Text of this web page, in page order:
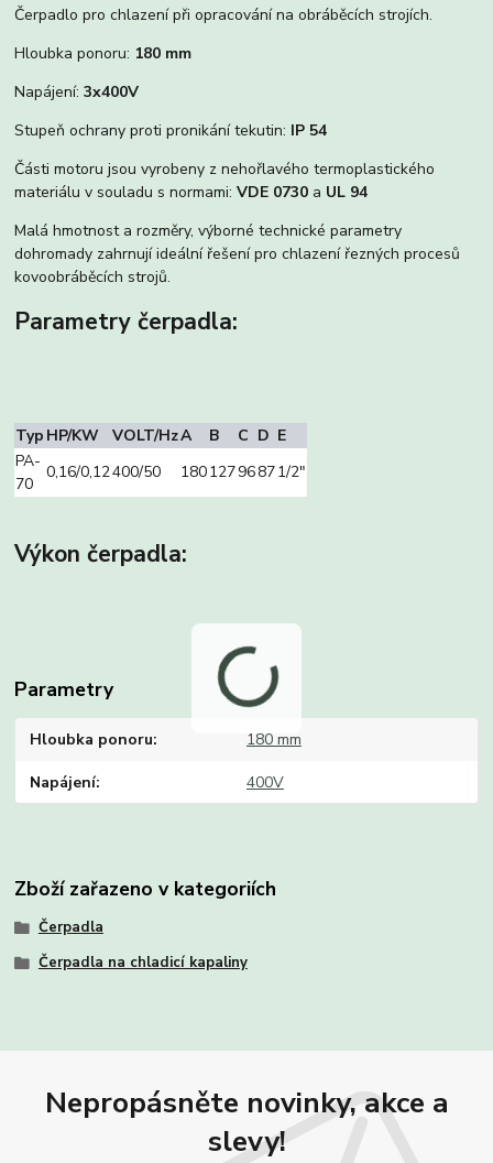
Čerpadlo pro chlazení při opracování na obráběcích strojích.
Hloubka ponoru: 180 mm
Napájení:3x400V
Stupeň ochrany proti pronikání tekutin: IP 54
Části motoru jsou vyrobeny z nehořlavého termoplastického
materiálu v souladu s normami:VDE 0730 a UL 94
Malá hmotnost a rozměry, výborné technické parametry
dohromady zahrnují ideální řešení pro chlazení řezných procesů
kovoobráběcích strojů.
Parametry čerpadla:
Typ HP/KW VOLT/HzA B C D E
PA-
70
0,16/0,12400/50 18012796871/2″
Výkon čerpadla:
Parametry
Hloubka ponoru 180 mm
Napájení 400V
Zboží zařazeno v kategoriích
Čerpadla
Čerpadla na chladicí kapaliny
Nepropásněte novinky, akce a
slevy!